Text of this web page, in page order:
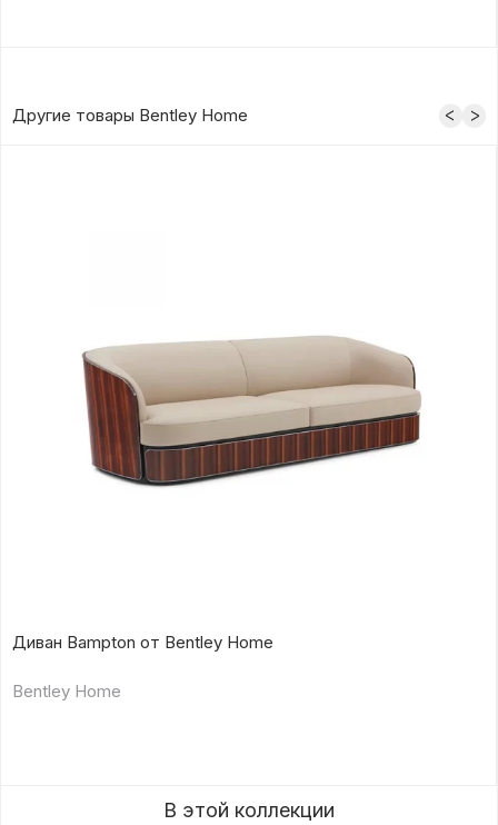
Другие товары Bentley Home
Диван Bampton от Bentley Home
Bentley Home
В этой коллекции